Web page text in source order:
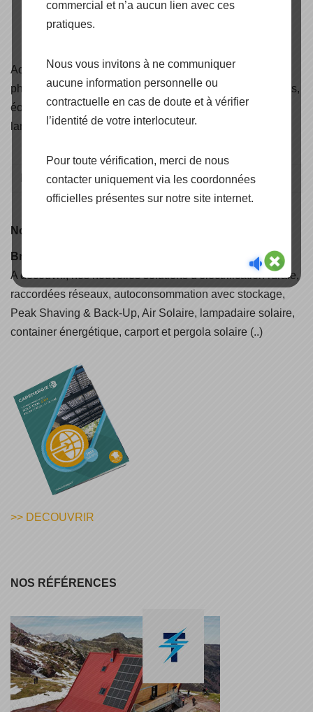
Accédez auxcertificatsde nos produits panneaux
photovoltaïques, onduleurs, structures de pose et fixations,
éoliennes, solaire thermique, câbles solaire, éclairage et
lampadaires solaire.
Nouveauté
Brochure CAPENERGIE 2025
A découvrir, nos nouvelles solutions d'électrification rurale,
raccordées réseaux, autoconsommation avec stockage,
Peak Shaving & Back-Up, Air Solaire, lampadaire solaire,
container énergétique, carport et pergola solaire (..)
>> DECOUVRIR
NOS RÉFÉRENCES
commercial et n’a aucun lien avec ces
pratiques.
Nous vous invitons à ne communiquer
aucune information personnelle ou
contractuelle en cas de doute et à vérifier
l’identité de votre interlocuteur.
Pour toute vérification, merci de nous
contacter uniquement via les coordonnées
officielles présentes sur notre site internet.